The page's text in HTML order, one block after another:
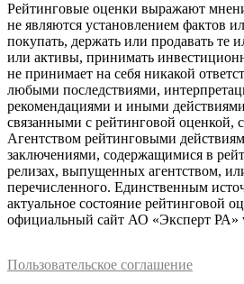
Рейтинговые оценки выражают
не являются установлением фактов
покупать, держать или продавать те
или активы, принимать
не принимает на себя никакой
любыми последствиями,
рекомендациями и иными
связанными с рейтинговой оценкой,
Агентством рейтинговыми
заключениями, содержащимися в
релизах, выпущенных агентством,
перечисленного. Единственным
актуальное состояние рейтинговой
официальный сайт АО «Эксперт РА»
Пользовательское соглашение